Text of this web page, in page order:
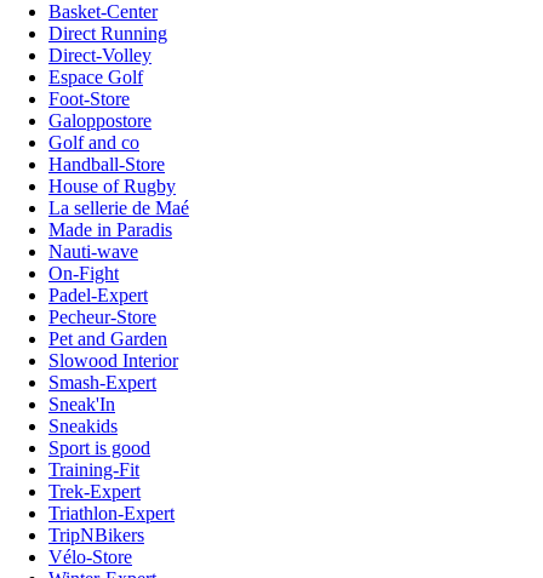
Basket-Center
Direct Running
Direct-Volley
Espace Golf
Foot-Store
Galoppostore
Golf and co
Handball-Store
House of Rugby
La sellerie de Maé
Made in Paradis
Nauti-wave
On-Fight
Padel-Expert
Pecheur-Store
Pet and Garden
Slowood Interior
Smash-Expert
Sneak'In
Sneakids
Sport is good
Training-Fit
Trek-Expert
Triathlon-Expert
TripNBikers
Vélo-Store